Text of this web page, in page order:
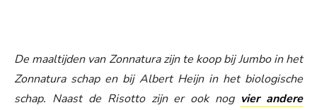
De maaltijden van Zonnatura zijn te koop bij Jumbo in het
Zonnatura schap en bij Albert Heijn in het biologische
schap. Naast de Risotto zijn er ook nog vier andere